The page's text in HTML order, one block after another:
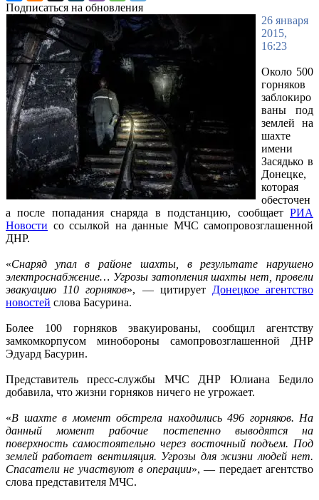
Подписаться на обновления
26 января
2015,
16:23
Около 500
горняков
заблокиро
ваны под
землей на
шахте
имени
Засядько в
Донецке,
которая
обесточен
а после попадания снаряда в подстанцию, сообщает РИА
Новости со ссылкой на данные МЧС самопровозглашенной
ДНР.
«Снаряд упал в районе шахты, в результате нарушено
электроснабжение… Угрозы затопления шахты нет, провели
эвакуацию 110 горняков», — цитирует Донецкое агентство
новостей слова Басурина.
Более 100 горняков эвакуированы, сообщил агентству
замкомкорпусом минобороны самопровозглашенной ДНР
Эдуард Басурин.
Представитель пресс-службы МЧС ДНР Юлиана Бедило
добавила, что жизни горняков ничего не угрожает.
«В шахте в момент обстрела находились 496 горняков. На
данный момент рабочие постепенно выводятся на
поверхность самостоятельно через восточный подъем. Под
землей работает вентиляция. Угрозы для жизни людей нет.
Спасатели не участвуют в операции», — передает агентство
слова представителя МЧС.